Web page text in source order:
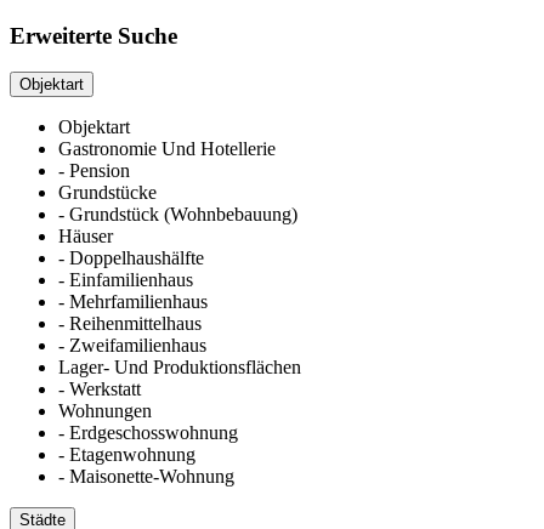
Erweiterte Suche
Objektart
Objektart
Gastronomie Und Hotellerie
- Pension
Grundstücke
- Grundstück (Wohnbebauung)
Häuser
- Doppelhaushälfte
- Einfamilienhaus
- Mehrfamilienhaus
- Reihenmittelhaus
- Zweifamilienhaus
Lager- Und Produktionsflächen
- Werkstatt
Wohnungen
- Erdgeschosswohnung
- Etagenwohnung
- Maisonette-Wohnung
Städte